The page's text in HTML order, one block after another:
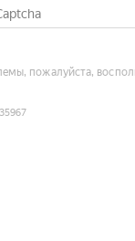
пожалуйста,